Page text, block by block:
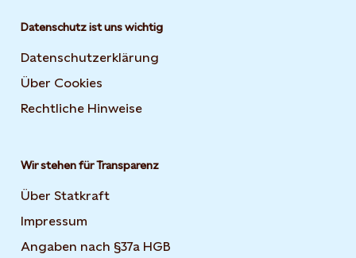
Datenschutz ist uns wichtig
Datenschutzerklärung
Über Cookies
Rechtliche Hinweise
Wir stehen für Transparenz
Über Statkraft
Impressum
Angaben nach §37a HGB